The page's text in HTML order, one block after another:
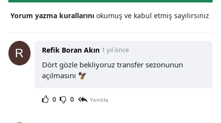
Yorum yazma kurallarını okumuş ve kabul etmiş sayılırsınız
Refik Boran Akın 1 yıl önce
Dört gözle bekliyoruz transfer sezonunun
açılmasını 🦅
0 0 Yanıtla